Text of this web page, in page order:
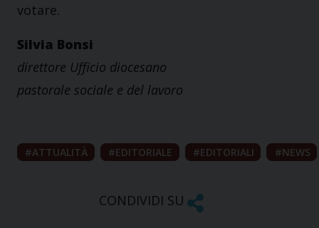
votare.
Silvia Bonsi
direttore Ufficio diocesano
pastorale sociale e del lavoro
ATTUALITÀ EDITORIALE EDITORIALI NEWS
CONDIVIDI SU